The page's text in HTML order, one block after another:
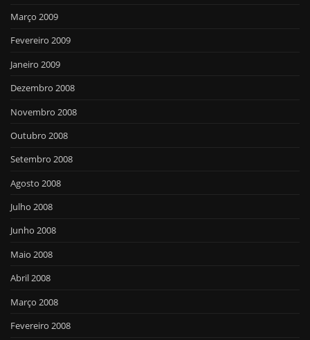
Março 2009
Fevereiro 2009
Janeiro 2009
Dezembro 2008
Novembro 2008
Outubro 2008
Setembro 2008
Agosto 2008
Julho 2008
Junho 2008
Maio 2008
Abril 2008
Março 2008
Fevereiro 2008